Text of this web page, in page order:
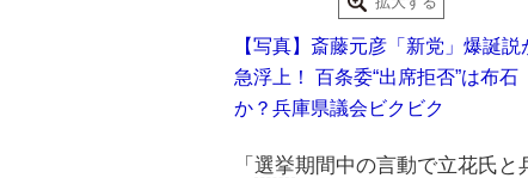
【写真】斎藤元彦「新党」爆誕説
急浮上！ 百条委“出席拒否”は布石
か？兵庫県議会ビクビク
「 選挙期間中の言動で立花氏と